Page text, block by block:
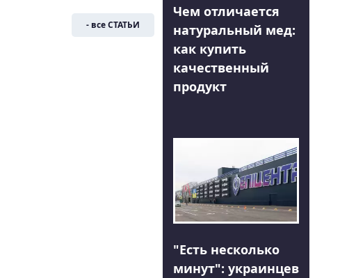
- все СТАТЬИ
Чем отличается
натуральный мед:
как купить
качественный
продукт
"Есть несколько
минут": украинцев